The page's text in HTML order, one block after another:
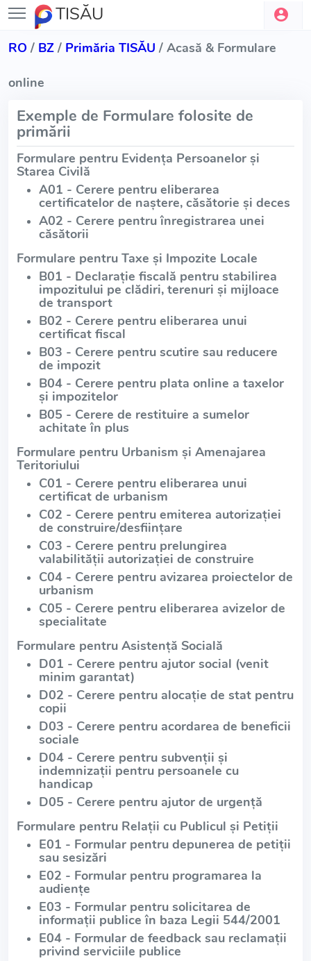
TISĂU
RO / BZ / Primăria TISĂU / Acasă & Formulare
online
Exemple de Formulare folosite de
primării
Formulare pentru Evidența Persoanelor și
Starea Civilă
A01 - Cerere pentru eliberarea
certificatelor de naștere, căsătorie și deces
A02 - Cerere pentru înregistrarea unei
căsătorii
Formulare pentru Taxe și Impozite Locale
B01 - Declarație fiscală pentru stabilirea
impozitului pe clădiri, terenuri și mijloace
de transport
B02 - Cerere pentru eliberarea unui
certificat fiscal
B03 - Cerere pentru scutire sau reducere
de impozit
B04 - Cerere pentru plata online a taxelor
și impozitelor
B05 - Cerere de restituire a sumelor
achitate în plus
Formulare pentru Urbanism și Amenajarea
Teritoriului
C01 - Cerere pentru eliberarea unui
certificat de urbanism
C02 - Cerere pentru emiterea autorizației
de construire/desființare
C03 - Cerere pentru prelungirea
valabilității autorizației de construire
C04 - Cerere pentru avizarea proiectelor de
urbanism
C05 - Cerere pentru eliberarea avizelor de
specialitate
Formulare pentru Asistență Socială
D01 - Cerere pentru ajutor social (venit
minim garantat)
D02 - Cerere pentru alocație de stat pentru
copii
D03 - Cerere pentru acordarea de beneficii
sociale
D04 - Cerere pentru subvenții și
indemnizații pentru persoanele cu
handicap
D05 - Cerere pentru ajutor de urgență
Formulare pentru Relații cu Publicul și Petiții
E01 - Formular pentru depunerea de petiții
sau sesizări
E02 - Formular pentru programarea la
audiențe
E03 - Formular pentru solicitarea de
informații publice în baza Legii 544/2001
E04 - Formular de feedback sau reclamații
privind serviciile publice